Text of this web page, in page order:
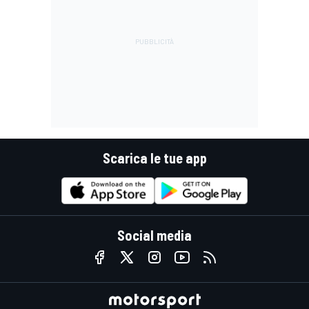
Scarica le tue app
Social media